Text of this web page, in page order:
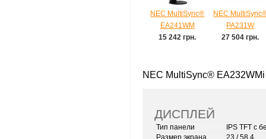
NEC MultiSync®
EA241WM
15 242 грн.
NEC
PA231W
27 504 грн.
NEC MultiSync® EA232WMi
ДИСПЛЕЙ
Тип панели IPS TFT с
Размер экрана
23 / 58,4